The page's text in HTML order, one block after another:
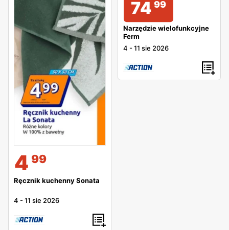
4 99
Ręcznik kuchenny Sonata
4 -11 sie 2026
74 99
Narzędzie wielofunkcyjne
Ferm
4 -11 sie 2026